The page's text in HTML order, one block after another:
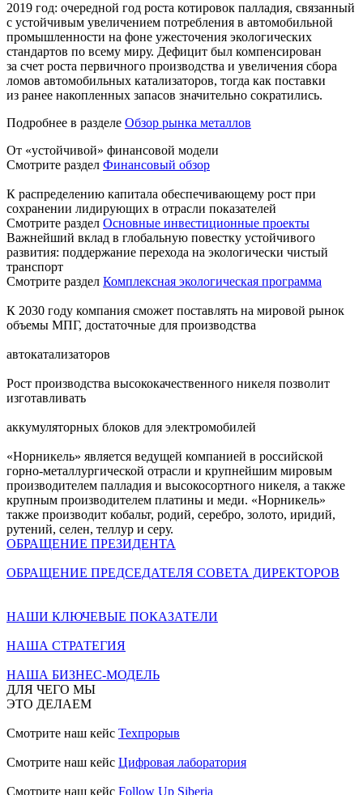
2019 год: очередной год роста котировок палладия, связанный
с устойчивым увеличением потребления в автомобильной
промышленности на фоне ужесточения экологических
стандартов по всему миру. Дефицит был компенсирован
за счет роста первичного производства и увеличения сбора
ломов автомобильных катализаторов, тогда как поставки
из ранее накопленных запасов значительно сократились.
Подробнее в разделе Обзор рынка металлов
От «устойчивой» финансовой модели
Смотрите раздел Финансовый обзор
К распределению капитала обеспечивающему рост при
сохранении лидирующих в отрасли показателей
Смотрите раздел Основные инвестиционные проекты
Важнейший вклад в глобальную повестку устойчивого
развития: поддержание перехода на экологически чистый
транспорт
Смотрите раздел Комплексная экологическая программа
К 2030 году компания сможет поставлять на мировой рынок
объемы МПГ, достаточные для производства
автокатализаторов
Рост производства высококачественного никеля позволит
изготавливать
аккумуляторных блоков для электромобилей
«Норникель» является ведущей компанией в российской
горно-металлургической отрасли и крупнейшим мировым
производителем палладия и высокосортного никеля, а также
крупным производителем платины и меди. «Норникель»
также производит кобальт, родий, серебро, золото, иридий,
рутений, селен, теллур и серу.
ОБРАЩЕНИЕ ПРЕЗИДЕНТА
ОБРАЩЕНИЕ ПРЕДСЕДАТЕЛЯ СОВЕТА ДИРЕКТОРОВ
НАШИ КЛЮЧЕВЫЕ ПОКАЗАТЕЛИ
НАША СТРАТЕГИЯ
НАША БИЗНЕС-МОДЕЛЬ
ДЛЯ ЧЕГО МЫ
ЭТО ДЕЛАЕМ
Смотрите наш кейс Техпрорыв
Смотрите наш кейс Цифровая лаборатория
Смотрите наш кейс Follow Up Siberia